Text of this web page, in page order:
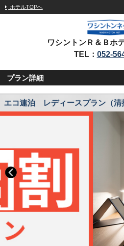
ホテルTOPへ
ワシントンＲ＆Ｂホ
TEL： 052-
プラン詳細
エコ連泊 レディースプラン（清